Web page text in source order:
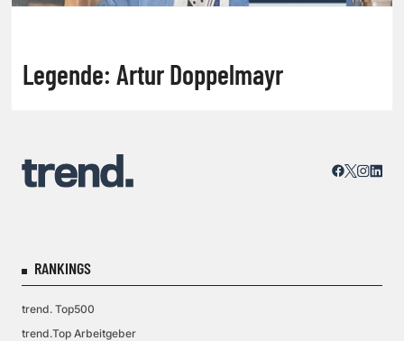
Legende: Artur Doppelmayr
RANKINGS
trend. Top500
trend.Top Arbeitgeber